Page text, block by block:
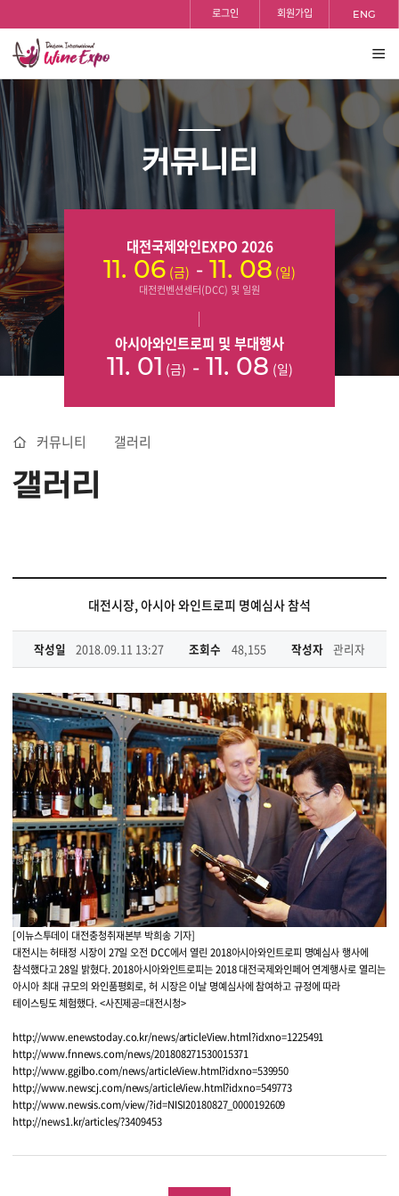
건너뛰기
로그인 회원가입 ENG
전체
보기
커뮤니티
대전국제와인EXPO 2026
11. 06 (금) - 11. 08 (일)
대전컨벤션센터(DCC) 및 일원
아시아와인트로피 및 부대행사
11. 01 (금) - 11. 08 (일)
커뮤니티 갤러리
갤러리
대전시장, 아시아 와인트로피 명예심사 참석
작성일 2018.09.11 13:27 조회수 48,155 작성자 관리자
[이뉴스투데이 대전충청취재본부 박희송 기자]
대전시는 허태정 시장이 27일 오전 DCC에서 열린 2018아시아와인트로피 명예심사 행사에
참석했다고 28일 밝혔다. 2018아시아와인트로피는 2018 대전국제와인페어 연계행사로 열리는
아시아 최대 규모의 와인품평회로, 허 시장은 이날 명예심사에 참여하고 규정에 따라
테이스팅도 체험했다. <사진제공=대전시청>
http://www.enewstoday.co.kr/news/articleView.html?idxno=1225491
http://www.fnnews.com/news/201808271530015371
http://www.ggilbo.com/news/articleView.html?idxno=539950
http://www.newscj.com/news/articleView.html?idxno=549773
http://www.newsis.com/view/?id=NISI20180827_0000192609
http://news1.kr/articles/?3409453